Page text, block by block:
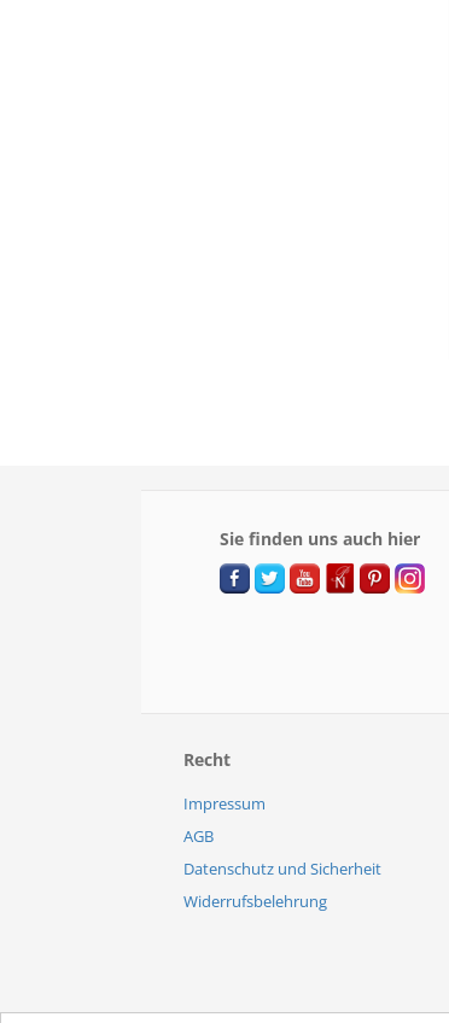
Sie finden uns auch hier
Recht
Impressum
AGB
Datenschutz und Sicherheit
Widerrufsbelehrung